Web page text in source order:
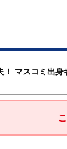
マスコミ出身